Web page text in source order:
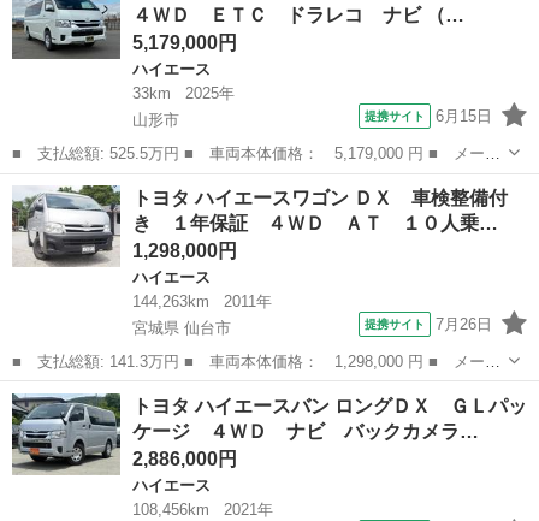
パノラミッ...
４ＷＤ ＥＴＣ ドラレコ ナビ （…
5,179,000円
ハイエース
33km
2025年
山形市
提携サイト 6月15日
■ 支払総額: 525.5万円 ■ 車両本体価格： 5,179,000 円 ■ メーカ
ー名： トヨタ ■ 車種名： ハイエースワゴン ■ グレード名：
グランドキャビン ４ＷＤ ＥＴＣ ドラレコ ナビ ■ 排気量：
270...
山形 山形市 ハイエース
トヨタ ハイエースワゴン ＤＸ 車検整備付
き １年保証 ４ＷＤ ＡＴ １０人乗…
1,298,000円
ハイエース
144,263km
2011年
宮城県 仙台市
提携サイト 7月26日
■ 支払総額: 141.3万円 ■ 車両本体価格： 1,298,000 円 ■ メーカ
ー名： トヨタ ■ 車種名： ハイエースワゴン ■ グレード名：
ＤＸ 車検整備付き １年保証 ４ＷＤ ＡＴ １０人乗り ナビ
ＴＶ Ｅ...
宮城 仙台市 ハイエース
トヨタ ハイエースバン ロングＤＸ ＧＬパッ
ケージ ４ＷＤ ナビ バックカメラ…
2,886,000円
ハイエース
108,456km
2021年